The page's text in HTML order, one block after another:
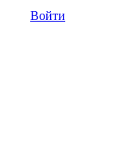
Войти